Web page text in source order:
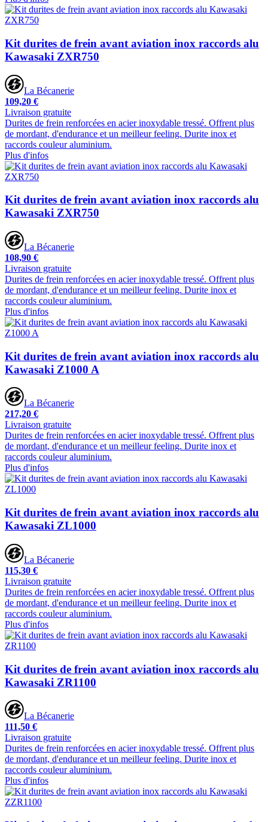
Kit durites de frein avant aviation inox raccords alu
Kawasaki ZXR750
La Bécanerie
109,20 €
Livraison gratuite
Durites de frein renforcées en acier inoxydable tressé. Offrent plus
de mordant, d'endurance et un meilleur feeling. Durite inox et
raccords couleur aluminium.
Plus d'infos
Kit durites de frein avant aviation inox raccords alu
Kawasaki ZXR750
La Bécanerie
108,90 €
Livraison gratuite
Durites de frein renforcées en acier inoxydable tressé. Offrent plus
de mordant, d'endurance et un meilleur feeling. Durite inox et
raccords couleur aluminium.
Plus d'infos
Kit durites de frein avant aviation inox raccords alu
Kawasaki Z1000 A
La Bécanerie
217,20 €
Livraison gratuite
Durites de frein renforcées en acier inoxydable tressé. Offrent plus
de mordant, d'endurance et un meilleur feeling. Durite inox et
raccords couleur aluminium.
Plus d'infos
Kit durites de frein avant aviation inox raccords alu
Kawasaki ZL1000
La Bécanerie
115,30 €
Livraison gratuite
Durites de frein renforcées en acier inoxydable tressé. Offrent plus
de mordant, d'endurance et un meilleur feeling. Durite inox et
raccords couleur aluminium.
Plus d'infos
Kit durites de frein avant aviation inox raccords alu
Kawasaki ZR1100
La Bécanerie
111,50 €
Livraison gratuite
Durites de frein renforcées en acier inoxydable tressé. Offrent plus
de mordant, d'endurance et un meilleur feeling. Durite inox et
raccords couleur aluminium.
Plus d'infos